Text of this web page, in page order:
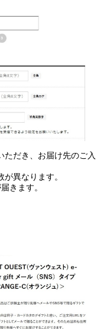
ただき、お届け先のご入
異なります。
きます。